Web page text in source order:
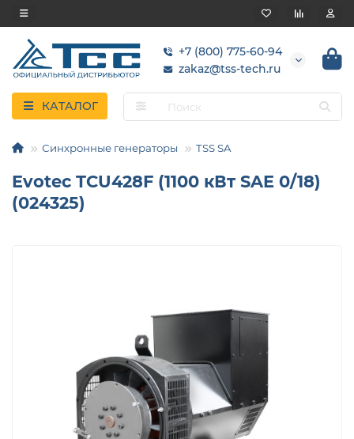
+7 (800) 775-60-94
zakaz@tss-tech.ru
КАТАЛОГ
Синхронные генераторы TSS SA
Evotec TCU428F (1100 кВт SAE 0/18)
(024325)